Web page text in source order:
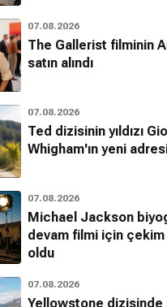
07.08.2026
The Gallerist filminin
satın alındı
07.08.2026
Ted dizisinin yıldızı
Whigham'ın yeni
07.08.2026
Michael Jackson
devam filmi için
oldu
07.08.2026
Yellowstone dizisinde